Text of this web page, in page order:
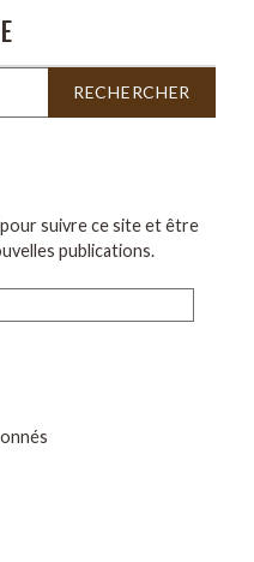
suivre ce site et être
publications.